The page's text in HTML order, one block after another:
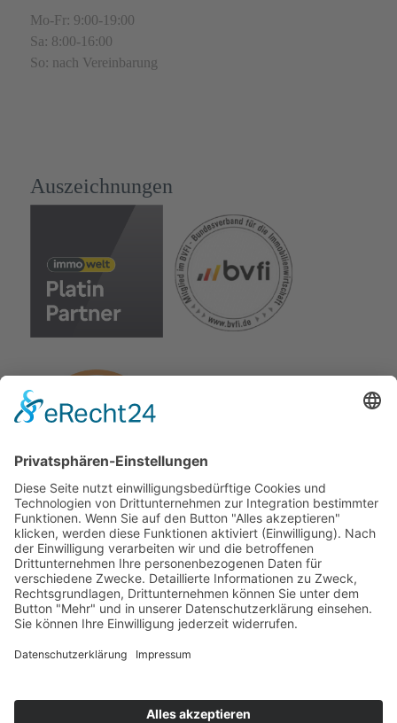
Mo-Fr: 9:00-19:00
Sa: 8:00-16:00
So: nach Vereinbarung
Auszeichnungen